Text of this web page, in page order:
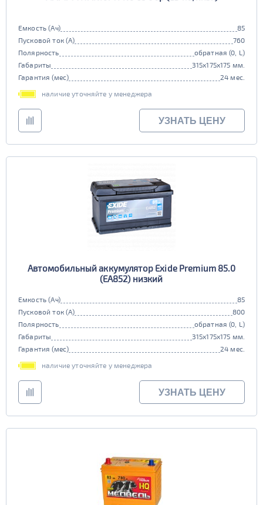
Емкость (Ач)
85
Пусковой ток (А)
760
Полярность
обратная (0, L)
Габариты
315x175x175 мм.
Гарантия (мес)
24 мес.
наличие уточняйте у менеджера
УЗНАТЬ ЦЕНУ
Автомобильный аккумулятор Exide Premium 85.0
(EA852) низкий
Емкость (Ач)
85
Пусковой ток (А)
800
Полярность
обратная (0, L)
Габариты
315x175x175 мм.
Гарантия (мес)
24 мес.
наличие уточняйте у менеджера
УЗНАТЬ ЦЕНУ